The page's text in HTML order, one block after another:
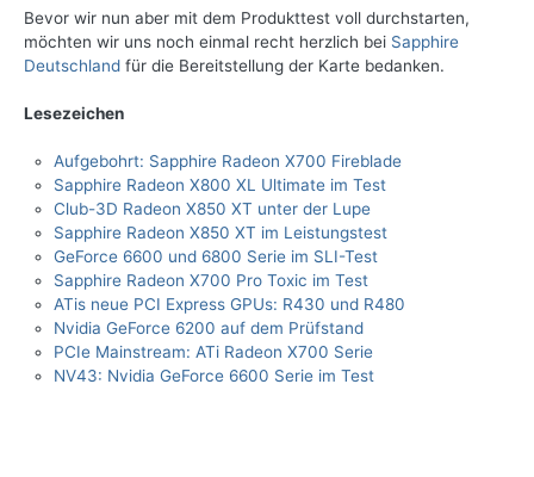
Bevor wir nun aber mit dem Produkttest voll durchstarten,
möchten wir uns noch einmal recht herzlich bei Sapphire
Deutschland für die Bereitstellung der Karte bedanken.
Lesezeichen
Aufgebohrt: Sapphire Radeon X700 Fireblade
Sapphire Radeon X800 XL Ultimate im Test
Club-3D Radeon X850 XT unter der Lupe
Sapphire Radeon X850 XT im Leistungstest
GeForce 6600 und 6800 Serie im SLI-Test
Sapphire Radeon X700 Pro Toxic im Test
ATis neue PCI Express GPUs: R430 und R480
Nvidia GeForce 6200 auf dem Prüfstand
PCIe Mainstream: ATi Radeon X700 Serie
NV43: Nvidia GeForce 6600 Serie im Test